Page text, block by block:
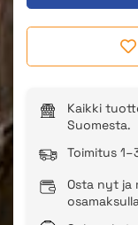
Kaikki
Suomesta.
Toimitus
Osta nyt ja